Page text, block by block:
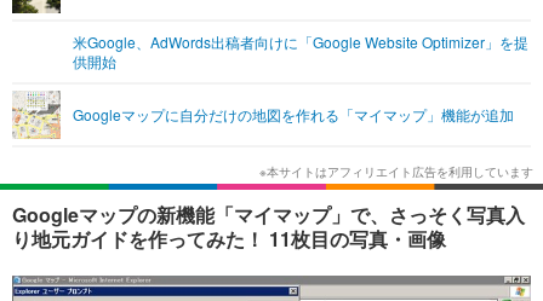
ショッピング その他
エンタメTOP 映画・ドラマ
韓国・芸能
音楽 スポーツ
ライフ
ライフTOP グルメ
ペット ショッピング
その他
リリース一覧
プッシュ通知の停止方法
米Google、AdWords出稿者向けに「Google Website Optimizer」を提
供開始
Googleマップに自分だけの地図を作れる「マイマップ」機能が追加
Googleマップの新機能「マイマップ」で、さっそく写真入
り地元ガイドを作ってみた！ 11枚目の写真・画像